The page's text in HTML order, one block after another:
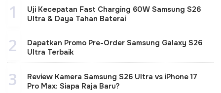
1
Uji Kecepatan Fast Charging 60W Samsung S26
Ultra & Daya Tahan Baterai
2
Dapatkan Promo Pre-Order Samsung Galaxy S26
Ultra Terbaik
3
Review Kamera Samsung S26 Ultra vs iPhone 17
Pro Max: Siapa Raja Baru?